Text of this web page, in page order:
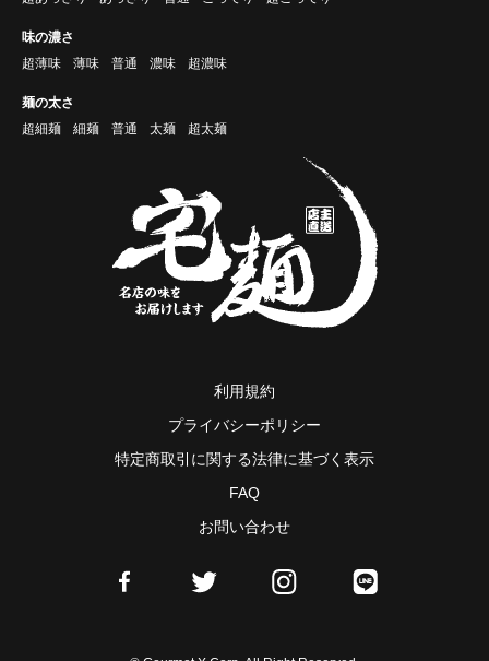
味の濃さ
超薄味
薄味 普通 濃味 超濃味
麺の太さ
超細麺
細麺 普通 太麺 超太麺
利用規約
プライバシーポリシー
特定商取引に関する法律に基づく表示
FAQ
お問い合わせ